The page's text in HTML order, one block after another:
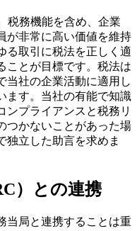
税務機能を含め、企業
が非常に高い価値を維持
る取引に税法を正しく適
ことが目標です。税法は
当社の企業活動に適用し
ます。当社の有能で知識
ンプライアンスと税務リ
つかないことがあった場
独立した助言を求めま
）との連携
当局と連携することは重